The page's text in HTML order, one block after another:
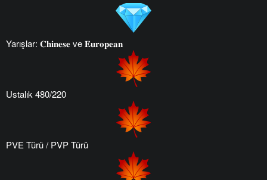
Yarışlar: 𝐂𝐡𝐢𝐧𝐞𝐬𝐞 ve 𝐄𝐮𝐫𝐨𝐩𝐞𝐚𝐧
Ustalık 480/220
PVE Türü / PVP Türü